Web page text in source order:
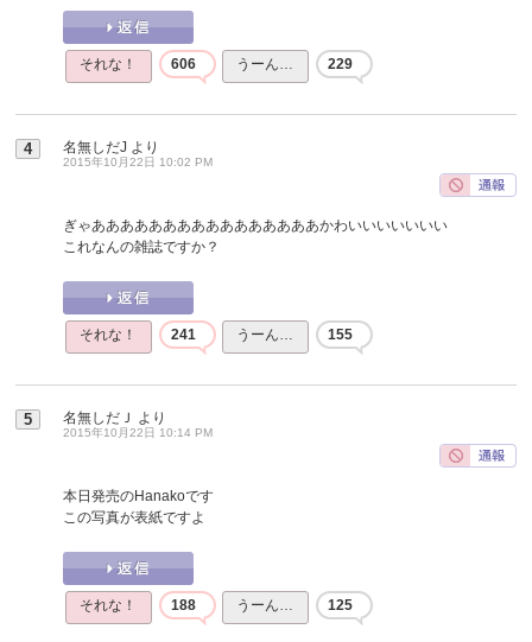
それな！ 606 うーん… 229
4 名無しだJ より
2015年10月22日 10:02 PM
ぎゃああああああああああああああああかわいいいいいいい
これなんの雑誌ですか？
それな！ 241 うーん… 155
5 名無しだＪ より
2015年10月22日 10:14 PM
本日発売のHanakoです
この写真が表紙ですよ
それな！ 188 うーん… 125